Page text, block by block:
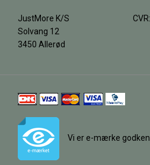
JustMore K/S
Solvang 12
3450 Allerød
Vi er e-mærke